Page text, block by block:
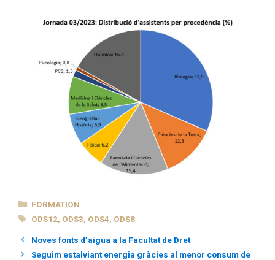
CATEGORIES
FORMATION
TAGS
ODS12, ODS3, ODS4, ODS8
Noves fonts d’aigua a la Facultat de Dret
Seguim estalviant energia gràcies al menor consum de